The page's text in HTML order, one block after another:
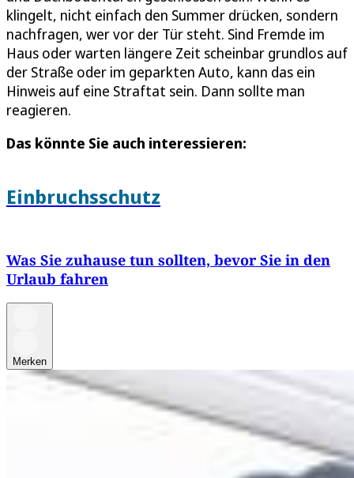
klingelt, nicht einfach den Summer drücken, sondern
nachfragen, wer vor der Tür steht. Sind Fremde im
Haus oder warten längere Zeit scheinbar grundlos auf
der Straße oder im geparkten Auto, kann das ein
Hinweis auf eine Straftat sein. Dann sollte man
reagieren.
Das könnte Sie auch interessieren:
Einbruchsschutz
Was Sie zuhause tun sollten, bevor Sie in den
Urlaub fahren
Merken